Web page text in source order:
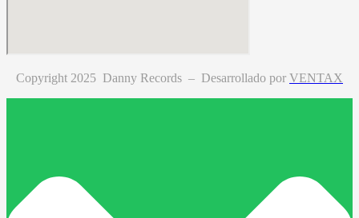
Copyright 2025 Danny Records – Desarrollado por VENTAX